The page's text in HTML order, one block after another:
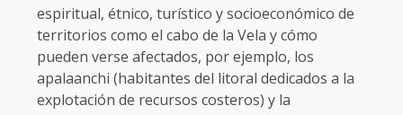
espiritual, étnico, turístico y socioeconómico de
territorios como el cabo de la Vela y cómo
pueden verse afectados, por ejemplo, los
apalaanchi (habitantes del litoral dedicados a la
explotación de recursos costeros) y la